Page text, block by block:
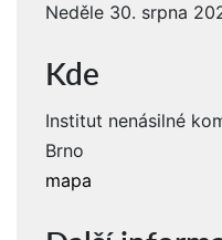
Neděle 30. srpna
Kde
Institut nenásilné
Brno
mapa